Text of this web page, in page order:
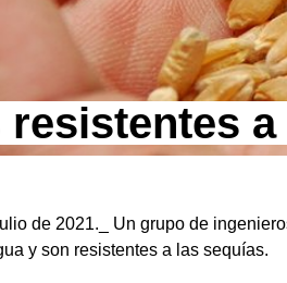
de 2021._ Un grupo de
y son resistentes a las sequías.